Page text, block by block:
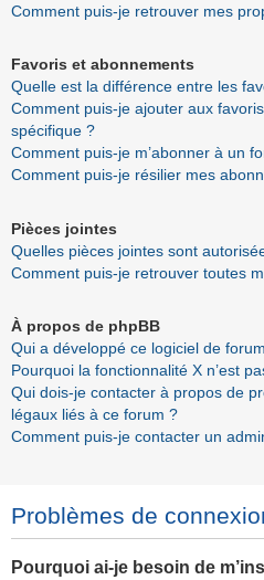
Comment puis-je retrouver mes
Favoris et abonnements
Quelle est la différence entre les
Comment puis-je ajouter aux
spécifique ?
Comment puis-je m’abonner à un
Comment puis-je résilier mes
Pièces jointes
Quelles pièces jointes sont
Comment puis-je retrouver toutes
À propos de phpBB
Qui a développé ce logiciel de
Pourquoi la fonctionnalité X n’est
Qui dois-je contacter à propos de
légaux liés à ce forum ?
Comment puis-je contacter un
Problèmes de
Pourquoi ai-je besoin de